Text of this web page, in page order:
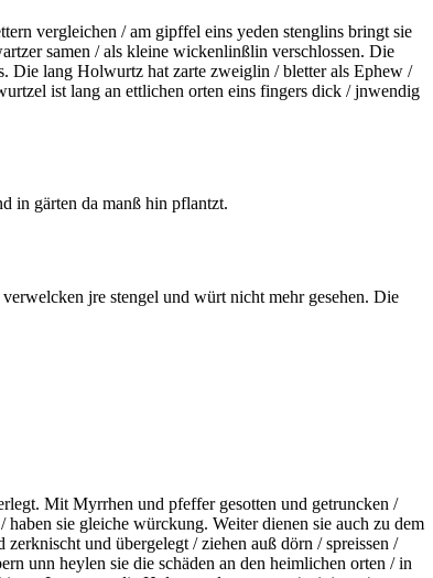
vergleichen / am gipffel eins yeden stenglins bringt sie
samen / als kleine wickenlinßlin verschlossen. Die
Die lang Holwurtz hat zarte zweiglin / bletter als Ephew /
ist lang an ettlichen orten eins fingers dick / jnwendig
in gärten da manß hin pflantzt.
jre stengel und würt nicht mehr gesehen. Die
Mit Myrrhen und pfeffer gesotten und getruncken /
haben sie gleiche würckung. Weiter dienen sie auch zu dem
zerknischt und übergelegt / ziehen auß dörn / spreissen /
unn heylen sie die schäden an den heimlichen orten / in